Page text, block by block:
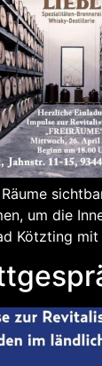
um die
Kötzting